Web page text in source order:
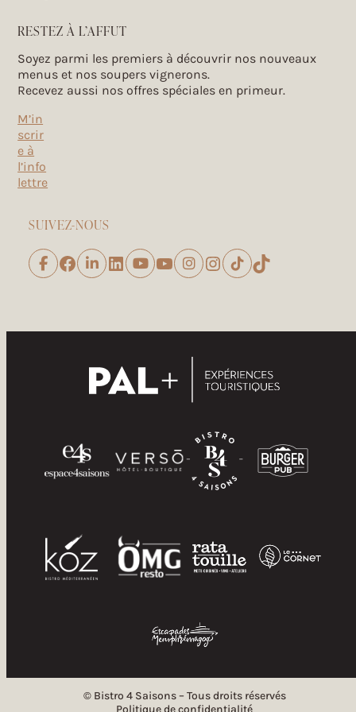
À la canne blanche
14 Rue Robert,
Stukely-Sud (Québec), J0E 2J0
alacanneblanche.com
RESTEZ À L’AFFUT
Soyez parmi les premiers à découvrir nos nouveaux
menus et nos soupers vignerons.
Recevez aussi nos offres spéciales en primeur.
M’in
scrir
e à
l’info
lettre
SUIVEZ-NOUS
FacebookLinkedInYouTubeInstagram
TikTok
© Bistro 4 Saisons – Tous droits réservés
Politique de confidentialité